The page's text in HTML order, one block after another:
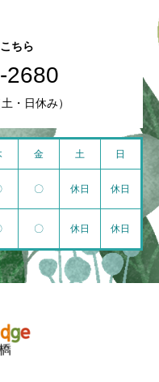
ちら
2680
・日休み）
金 土 日
〇 休日 休日
〇 休日 休日